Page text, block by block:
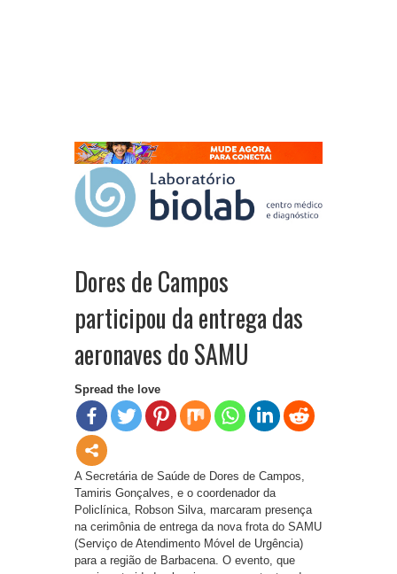
Dores de Campos
participou da entrega das
aeronaves do SAMU
Spread the love
A Secretária de Saúde de Dores de Campos,
Tamiris Gonçalves, e o coordenador da
Policlínica, Robson Silva, marcaram presença
na cerimônia de entrega da nova frota do SAMU
(Serviço de Atendimento Móvel de Urgência)
para a região de Barbacena. O evento, que